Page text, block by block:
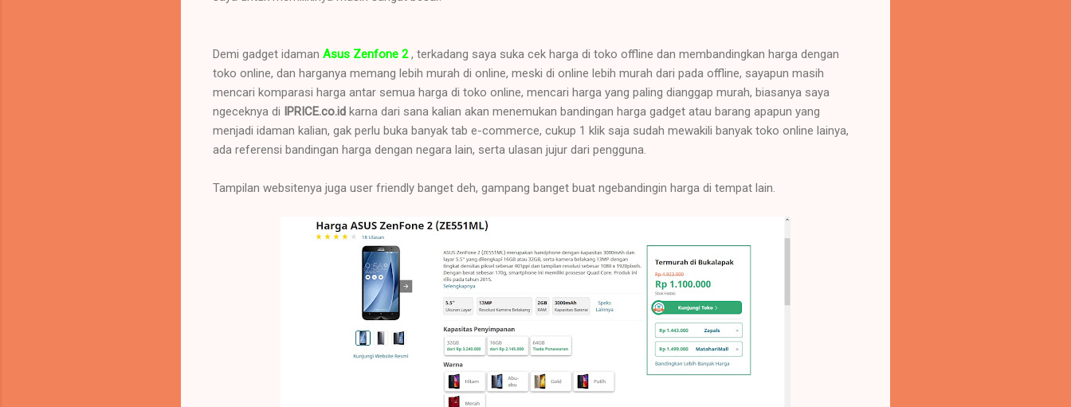
Demi gadget idaman Asus Zenfone 2, terkadang saya suka cek harga di toko offline dan membandingkan harga dengan
toko online, dan harganya memang lebih murah di online, meski di online lebih murah dari pada offline, sayapun masih
mencari komparasi harga antar semua harga di toko online, mencari harga yang paling dianggap murah, biasanya saya
ngeceknya di IPRICE.co.id karna dari sana kalian akan menemukan bandingan harga gadget atau barang apapun yang
menjadi idaman kalian, gak perlu buka banyak tab e-commerce, cukup 1 klik saja sudah mewakili banyak toko online lainya,
ada referensi bandingan harga dengan negara lain, serta ulasan jujur dari pengguna.
Tampilan websitenya juga user friendly banget deh, gampang banget buat ngebandingin harga di tempat lain.